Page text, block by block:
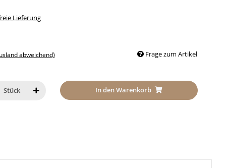
Lieferung
abweichend) Frage zum Artikel
Stück In den Warenkorb